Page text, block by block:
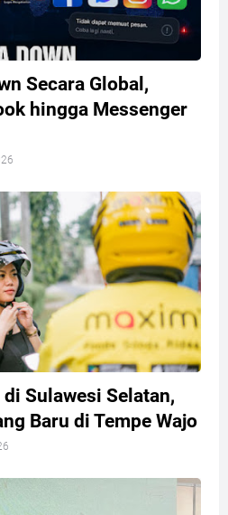
Secara Global,
hingga Messenger
Sulawesi Selatan,
Baru di Tempe Wajo